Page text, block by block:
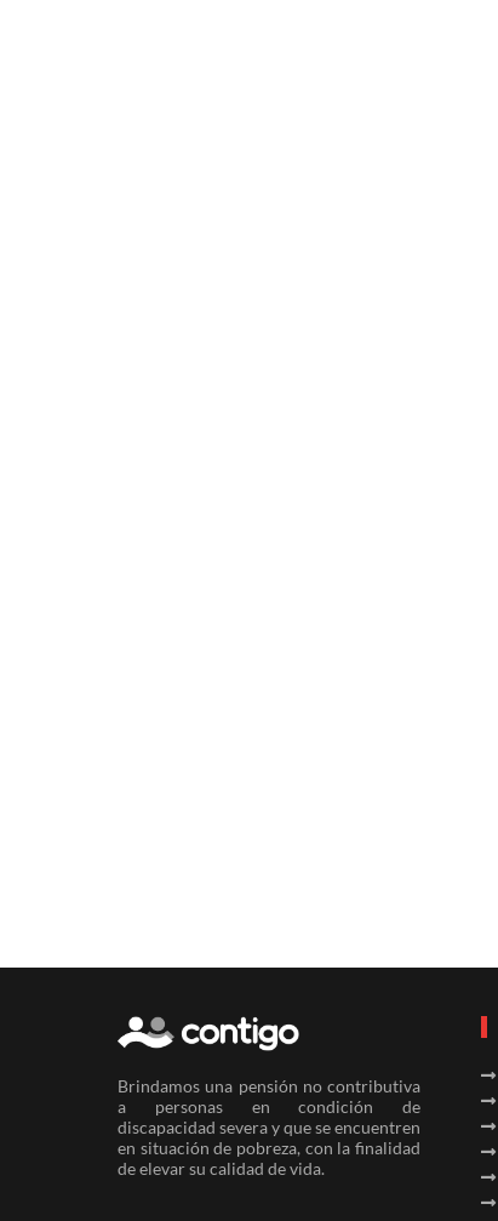
Brindamos una pensión no contributiva
a personas en condición de
discapacidad severa y que se encuentren
en situación de pobreza, con la finalidad
de elevar su calidad de vida.